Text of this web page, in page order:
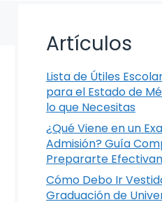
Artículos
Lista de Útiles
para el Estado de
lo que Necesitas
¿Qué Viene en un
Admisión? Guía
Prepararte
Cómo Debo Ir
Graduación de